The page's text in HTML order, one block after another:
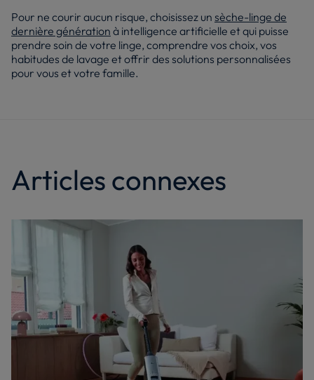
Pour ne courir aucun risque, choisissez un sèche-linge de
dernière génération à intelligence artificielle et qui puisse
prendre soin de votre linge, comprendre vos choix, vos
habitudes de lavage et offrir des solutions personnalisées
pour vous et votre famille.
Articles connexes